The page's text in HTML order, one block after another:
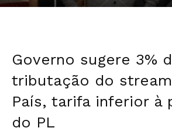
Governo sugere 3%
tributação do
País, tarifa inferior à
do PL